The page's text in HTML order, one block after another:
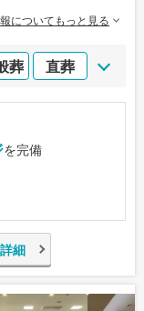
についてもっと見る
葬 直葬
を完備
詳細